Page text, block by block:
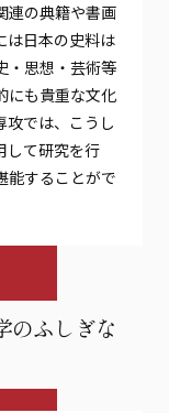
連の典籍や書画
は日本の史料は
・思想・芸術等
にも貴重な文化
攻では、こうし
して研究を行
能することがで
ふしぎな